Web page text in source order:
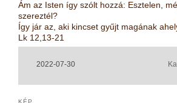
Ám az Isten így szólt hozzá: Esztelen,
szereztél?
Így jár az, aki kincset gyűjt magának
Lk 12,13-21
2022-07-30
KÉP